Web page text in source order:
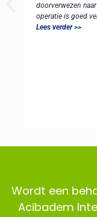
doorverwezen
operatie is goed
Lees verder >>
Wordt een
Acibadem